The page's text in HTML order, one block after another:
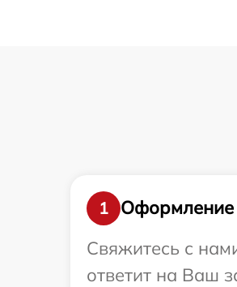
1
Оформление
Свяжитесь с
ответит на Ваш